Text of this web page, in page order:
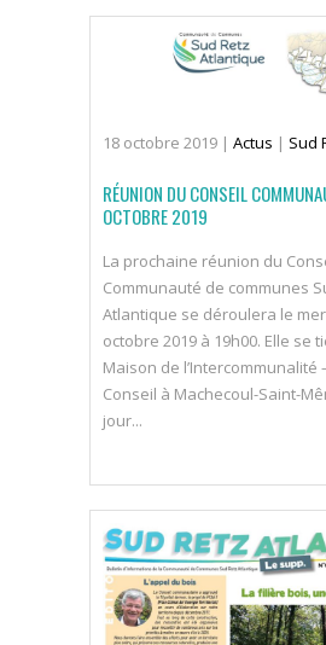
18 octobre 2019 | Actus | Sud
RÉUNION DU CONSEIL
OCTOBRE 2019
La prochaine réunion du
Communauté de communes
Atlantique se déroulera le
octobre 2019 à 19h00. Elle se
Maison de l’Intercommunalité
Conseil à Machecoul-Saint-
jour...